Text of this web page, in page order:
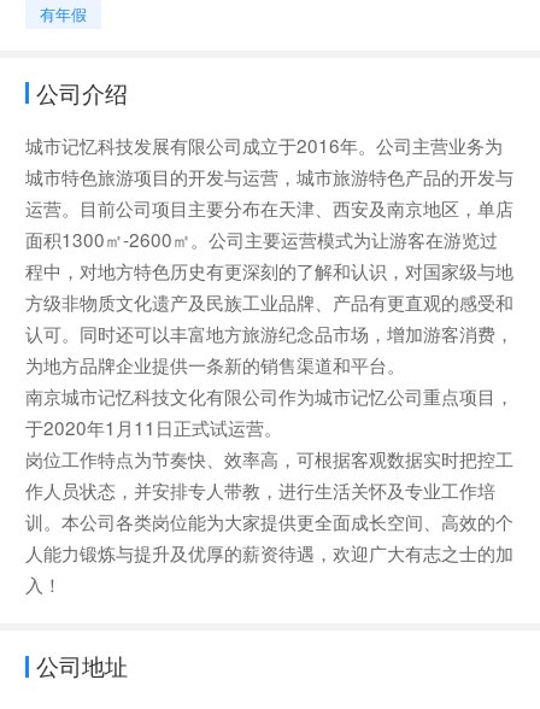
有年假
公司介绍
城市记忆科技发展有限公司成立于2016年。公司主营业务为
城市特色旅游项目的开发与运营，城市旅游特色产品的开发与
运营。目前公司项目主要分布在天津、西安及南京地区，单店
面积1300㎡-2600㎡。公司主要运营模式为让游客在游览过
程中，对地方特色历史有更深刻的了解和认识，对国家级与地
方级非物质文化遗产及民族工业品牌、产品有更直观的感受和
认可。同时还可以丰富地方旅游纪念品市场，增加游客消费，
为地方品牌企业提供一条新的销售渠道和平台。
南京城市记忆科技文化有限公司作为城市记忆公司重点项目，
于2020年1月11日正式试运营。
岗位工作特点为节奏快、效率高，可根据客观数据实时把控工
作人员状态，并安排专人带教，进行生活关怀及专业工作培
训。本公司各类岗位能为大家提供更全面成长空间、高效的个
人能力锻炼与提升及优厚的薪资待遇，欢迎广大有志之士的加
入！
公司地址